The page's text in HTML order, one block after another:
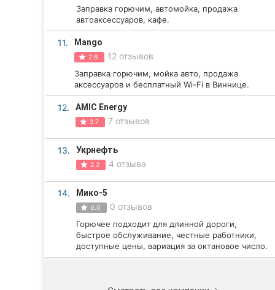
Сумы
Ивано-Франковск
Ужгород
Карпаты
Заправка горючим, автомойка, продажа
автоаксессуаров, кафе.
11. Mango
2.6 12 отзывов
Заправка горючим, мойка авто, продажа
аксессуаров и бесплатный Wi-Fi в Виннице.
12. AMIC Energy
2.7 7 отзывов
13. Укрнефть
2.2 4 отзыва
14. Мико-5
0.0 0 отзывов
Горючее подходит для длинной дороги,
быстрое обслуживание, честные работники,
доступные цены, вариация за октановое число.